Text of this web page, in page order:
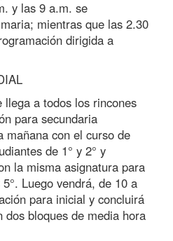
y las 9 a.m. se
mientras que las 2.30
dirigida a
llega a todos los rincones
para secundaria
mañana con el curso de
de 1° y 2° y
la misma asignatura para
Luego vendrá, de 10 a
para inicial y concluirá
bloques de media hora